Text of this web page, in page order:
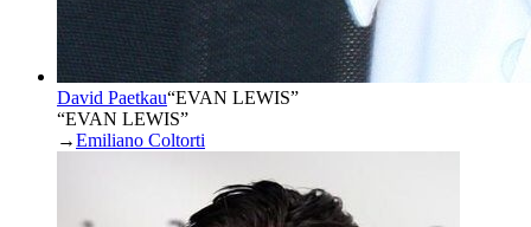
David Paetkau“EVAN LEWIS”
“EVAN LEWIS”
→Emiliano Coltorti